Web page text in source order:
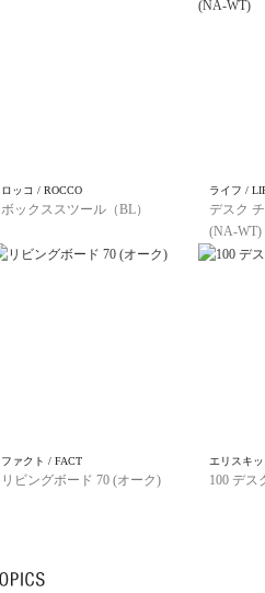
ロッコ / ROCCO
ボックススツール（BL）
ライフ /
デスク
(NA-WT)
ファクト / FACT
リビングボード 70 (オーク)
エリスキ
100 デス